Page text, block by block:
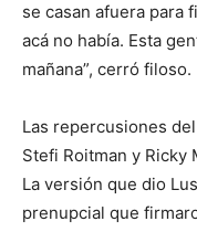
se casan afuera para
acá no había. Esta
mañana”, cerró filoso.
Las repercusiones
Stefi Roitman y Ricky
La versión que dio
prenupcial que